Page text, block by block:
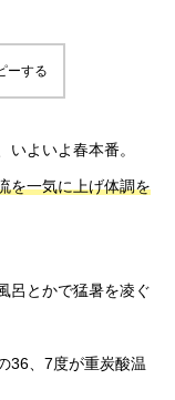
ーする
よいよ春本番。
を一気に上げ体調を
呂とかで猛暑を凌ぐ
36、7度が重炭酸温